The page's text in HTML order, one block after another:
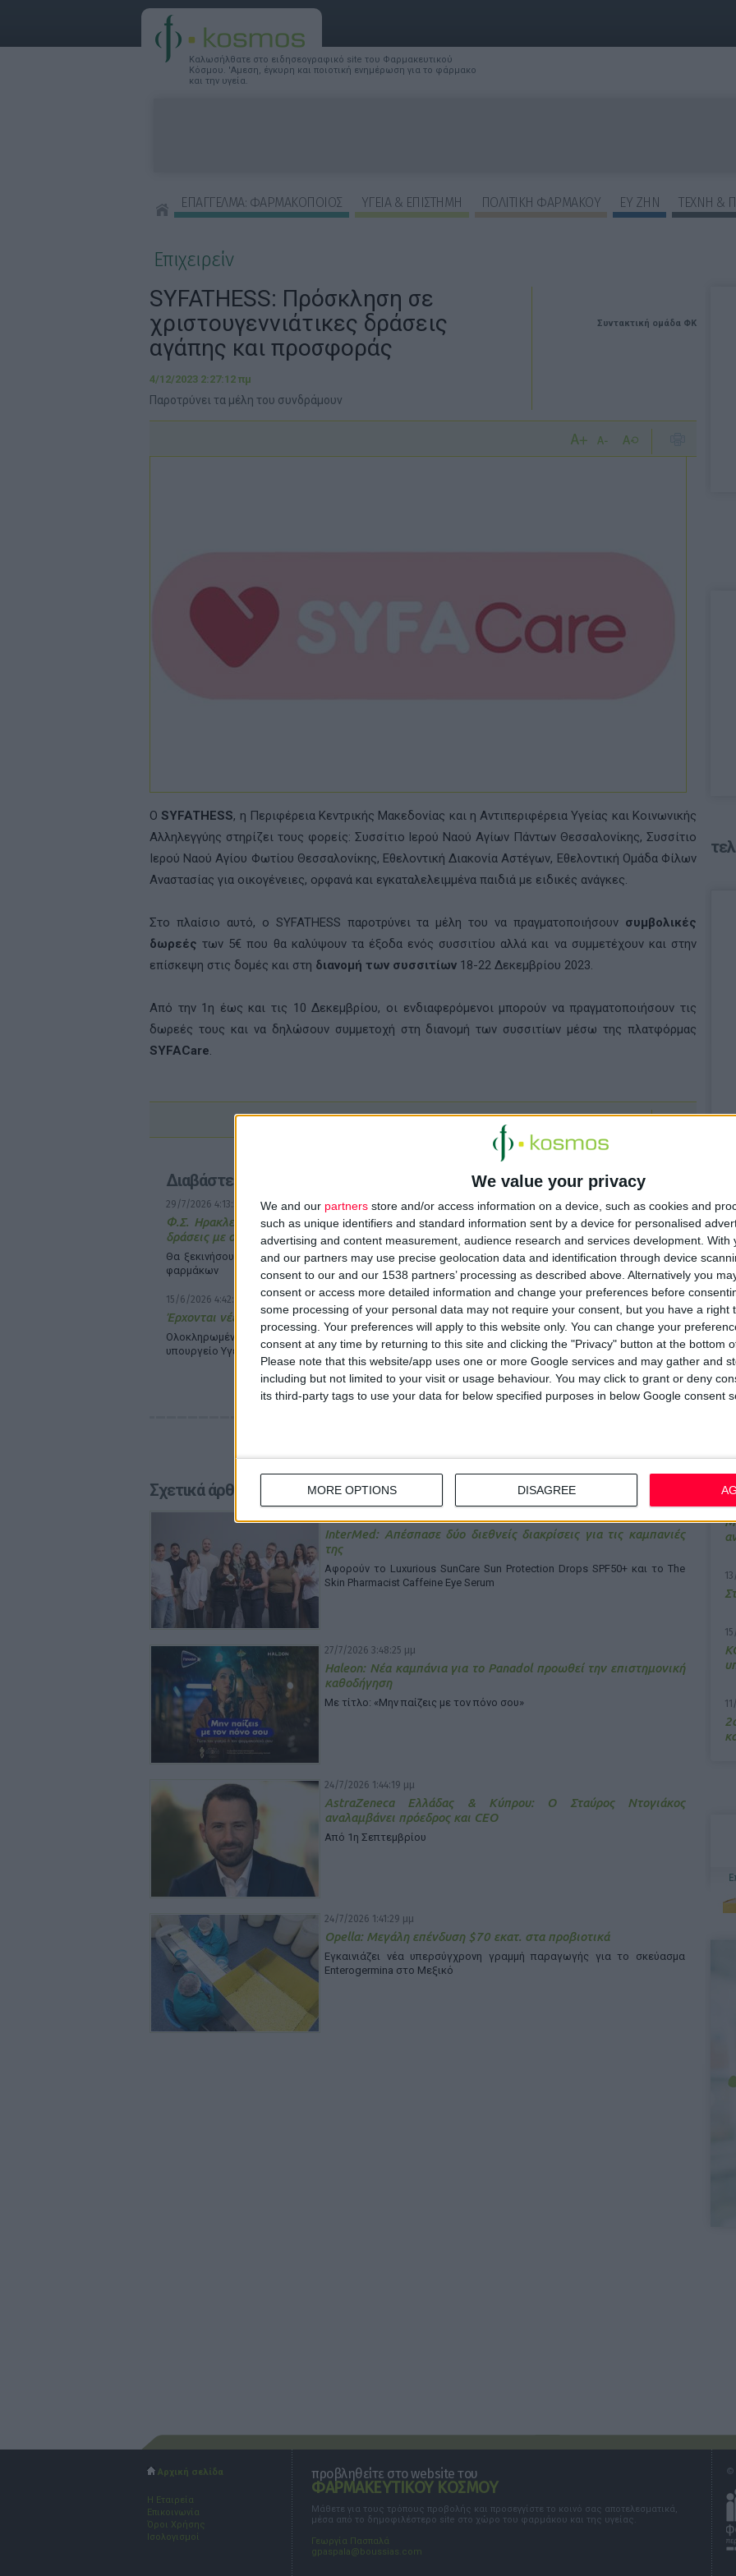
We value your privacy
We and our partners store and/or access information on a device, such as cookies and
such as unique identifiers and standard information sent by a device for personalised
advertising and content measurement, audience research and services development. With
and our partners may use precise geolocation data and identification through device
consent to our and our 1538 partners’ processing as described above. Alternatively you
consent or access more detailed information and change your preferences before
some processing of your personal data may not require your consent, but you have a right
processing. Your preferences will apply to this website only. You can change your
consent at any time by returning to this site and clicking the "Privacy" button at the bottom
Please note that this website/app uses one or more Google services and may gather and
including but not limited to your visit or usage behaviour. You may click to grant or deny
its third-party tags to use your data for below specified purposes in below Google consent
MORE OPTIONS DISAGREE
Καλωσήλθατε στο ειδησεογραφικό site του Φαρμακευτικού
Κόσμου. 'Αμεση, έγκυρη και ποιοτική ενημέρωση για το φάρμακο
και την υγεία.
ΕΠΑΓΓΕΛΜΑ: ΦΑΡΜΑΚΟΠΟΙΟΣ ΥΓΕΙΑ & ΕΠΙΣΤΗΜΗ ΠΟΛΙΤΙΚΗ ΦΑΡΜΑΚΟΥ ΕΥ ΖΗΝ
ΤΕΧΝΗ &
Επιχειρείν
7/
Συντακτική ομάδα ΦΚ
SYFATHESS: Πρόσκληση σε
χριστουγεννιάτικες δράσεις
αγάπης και προσφοράς
4/12/2023 2:27:12 πμ
Παροτρύνει τα μέλη του συνδράμουν
Ο SYFATHESS, η Περιφέρεια Κεντρικής Μακεδονίας και η Αντιπεριφέρεια Υγείας και Κοινωνικής
Αλληλεγγύης στηρίζει τους φορείς: Συσσίτιο Ιερού Ναού Αγίων Πάντων Θεσσαλονίκης, Συσσίτιο
Ιερού Ναού Αγίου Φωτίου Θεσσαλονίκης, Εθελοντική Διακονία Αστέγων, Εθελοντική Ομάδα Φίλων
Αναστασίας για οικογένειες, ορφανά και εγκαταλελειμμένα παιδιά με ειδικές ανάγκες.
Στο πλαίσιο αυτό, ο SYFATHESS παροτρύνει τα μέλη του να πραγματοποιήσουν συμβολικές
δωρεές των 5€ που θα καλύψουν τα έξοδα ενός συσσιτίου αλλά και να συμμετέχουν και στην
επίσκεψη στις δομές και στη διανομή των συσσιτίων 18-22 Δεκεμβρίου 2023.
Από την 1η έως και τις 10 Δεκεμβρίου, οι ενδιαφερόμενοι μπορούν να πραγματοποιήσουν τις
δωρεές τους και να δηλώσουν συμμετοχή στη διανομή των συσσιτίων μέσω της πλατφόρμας
SYFACare.
Διαβάστε επίσης
29/7/2026 4:13:55 μμ
Φ.Σ. Ηρακλείου & Ρεθύμνου: Σχεδιάζουν κοινές
δράσεις με συλλόγους ασθενών
Θα ξεκινήσουν με την ορθή διαχείριση των οικιακών
φαρμάκων
15/6/2026 4:42:30 μμ
Έρχονται νέες δράσεις πρόληψης στα φαρμακεία
Ολοκληρωμένο σχέδιο κατέθεσε ο ΠΦΣ στο
υπουργείο Υγείας
Σχετικά άρθρα
InterMed: Απέσπασε δύο διεθνείς διακρίσεις για τις καμπανιές
της
Αφορούν το Luxurious SunCare Sun Protection Drops SPF50+ και το The
Skin Pharmacist Caffeine Eye Serum
27/7/2026 3:48:25 μμ
Haleon: Νέα καμπάνια για το Panadol προωθεί την επιστημονική
καθοδήγηση
Με τίτλο: «Μην παίζεις με τον πόνο σου»
24/7/2026 1:44:19 μμ
AstraZeneca Ελλάδας & Κύπρου: Ο Σταύρος Ντογιάκος
αναλαμβάνει πρόεδρος και CEO
Από 1η Σεπτεμβρίου
24/7/2026 1:41:29 μμ
Opella: Μεγάλη επένδυση $70 εκατ. στα προβιοτικά
Εγκαινιάζει νέα υπερσύγχρονη γραμμή παραγωγής για το σκεύασμα
Enterogermina στο Μεξικό
Αρχική σελίδα
Η Εταιρεία
Επικοινωνία
Όροι Χρήσης
Ισολογισμοί
προβληθείτε στο website του
ΦΑΡΜΑΚΕΥΤΙΚΟΥ ΚΟΣΜΟΥ
Μάθετε για τους τρόπους προβολής και προσεγγίστε το κοινό σας αποτελεσματικά,
μέσα από το δημοφιλέστερο site στο χώρο του φαρμάκου και της υγείας.
Γεωργία Πασπαλά
gpaspala@boussias.com
©